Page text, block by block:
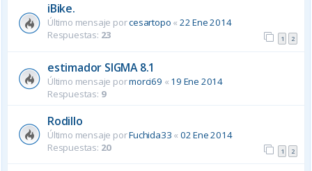
iBike.
Último mensaje porcesartopo « 22 Ene 2014
Respuestas: 23 1 2
estimador SIGMA 8.1
Último mensaje pormorci69 « 19 Ene 2014
Respuestas: 9
Rodillo
Último mensaje porFuchida33 « 02 Ene 2014
Respuestas: 20 1 2